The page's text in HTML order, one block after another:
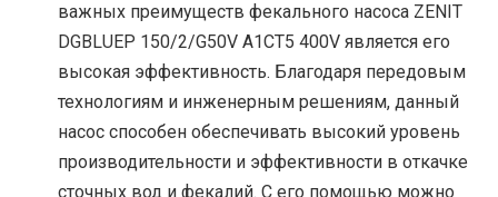
важных преимуществ фекального насоса ZENIT
DGBLUEP 150/2/G50V A1CT5 400V является его
высокая эффективность. Благодаря передовым
технологиям и инженерным решениям, данный
насос способен обеспечивать высокий уровень
производительности и эффективности в откачке
сточных вод и фекалий. С его помощью можно